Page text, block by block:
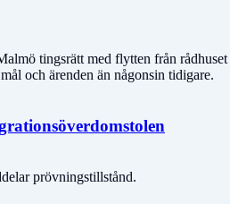
tingsrätt med flytten från rådhuset
och ärenden än någonsin tidigare.
prövningstillstånd.